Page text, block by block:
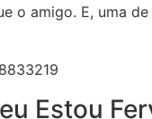
o amigo. E, uma
Estou